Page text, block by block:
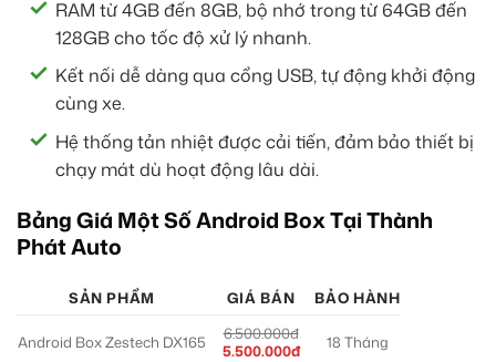
RAM từ 4GB đến 8GB, bộ nhớ trong từ 64GB đến
128GB cho tốc độ xử lý nhanh.
Kết nối dễ dàng qua cổng USB, tự động khởi động
cùng xe.
Hệ thống tản nhiệt được cải tiến, đảm bảo thiết bị
chạy mát dù hoạt động lâu dài.
Bảng Giá Một Số Android Box Tại Thành
Phát Auto
SẢN PHẨM GIÁ BÁN BẢO HÀNH
Android Box Zestech DX165
6.500.000đ
5.500.000đ
18 Tháng